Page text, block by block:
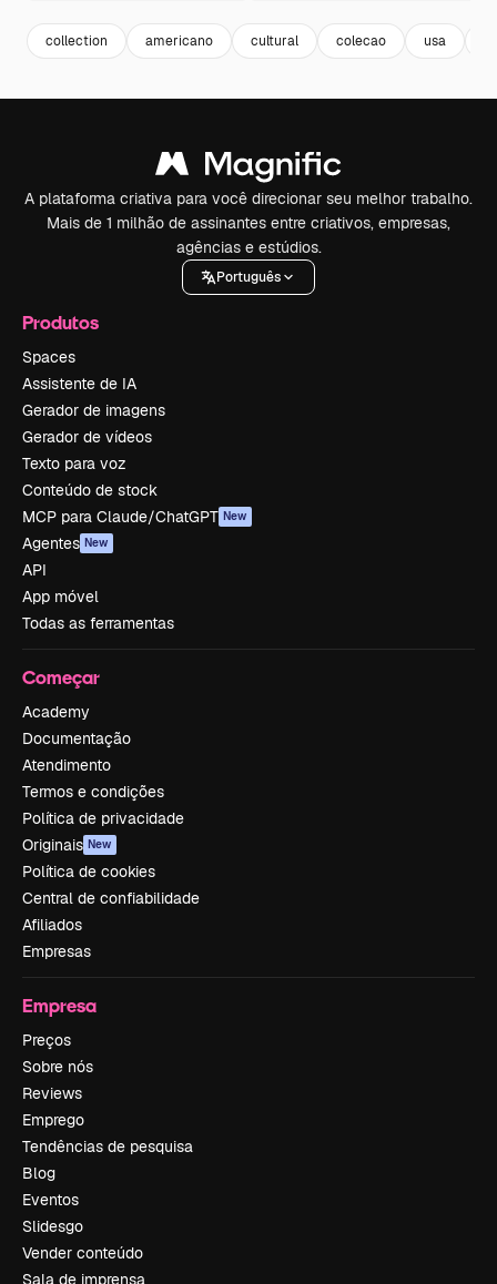
collection americano cultural colecao usa
A plataforma criativa para você direcionar seu melhor trabalho.
Mais de 1 milhão de assinantes entre criativos, empresas,
agências e estúdios.
Português
Produtos
Spaces
Assistente de IA
Gerador de imagens
Gerador de vídeos
Texto para voz
Conteúdo de stock
MCP para Claude/ChatGPT New
Agentes New
API
App móvel
Todas as ferramentas
Começar
Academy
Documentação
Atendimento
Termos e condições
Política de privacidade
Originais New
Política de cookies
Central de confiabilidade
Afiliados
Empresas
Empresa
Preços
Sobre nós
Reviews
Emprego
Tendências de pesquisa
Blog
Eventos
Slidesgo
Vender conteúdo
Sala de imprensa